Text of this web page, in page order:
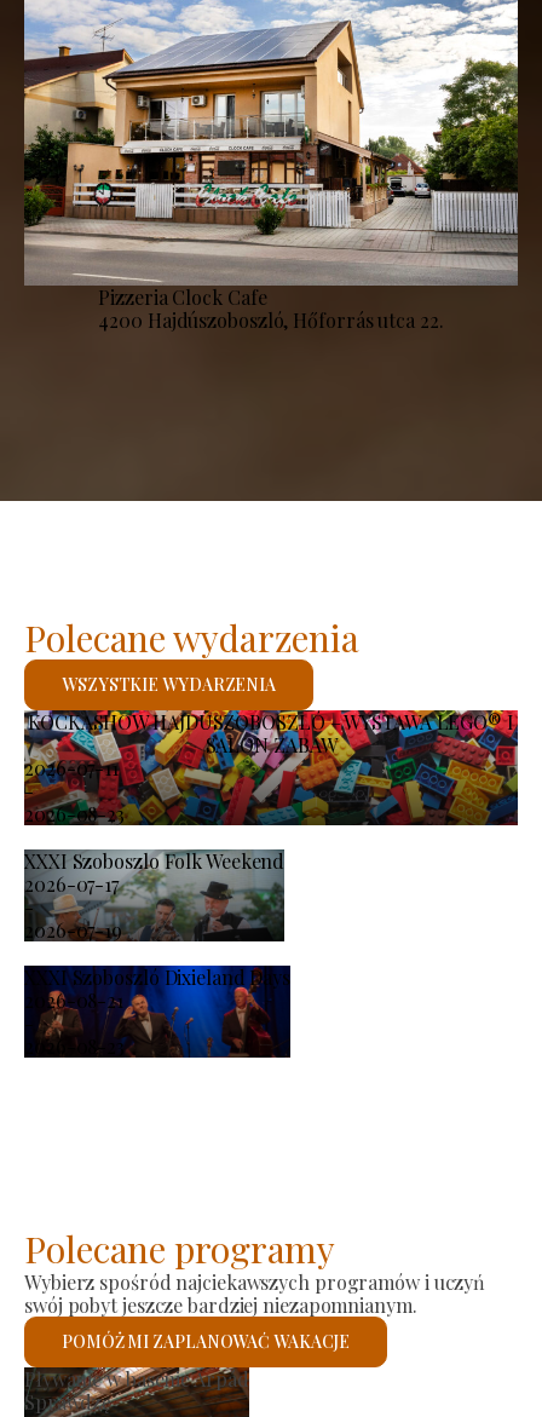
Pizzeria Clock Cafe
4200 Hajdúszoboszló, Hőforrás utca 22.
KOCKASHOW HAJDÚSZOBOSZLÓ – WYSTAWA LEGO® I
SALON ZABAW
2026-07-11
-
2026-08-23
XXXI Szoboszlo Folk Weekend
2026-07-17
-
2026-07-19
XXXI Szoboszló Dixieland Days
2026-08-21
-
2026-08-23
Polecane wydarzenia
WSZYSTKIE WYDARZENIA
Polecane programy
Wybierz spośród najciekawszych programów i uczyń
swój pobyt jeszcze bardziej niezapomnianym.
POMÓŻ MI ZAPLANOWAĆ WAKACJE
Rynek producenta
Sprawdzę